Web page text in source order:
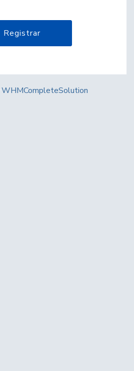
WHMCompleteSolution